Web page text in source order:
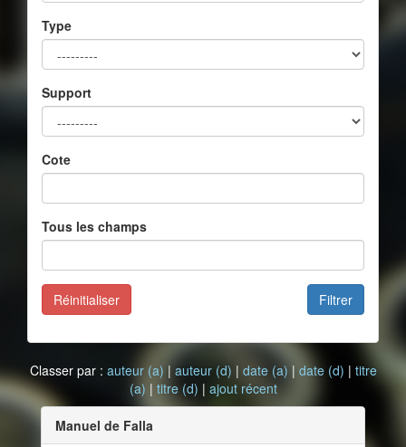
Type
Support
Cote
Tous les champs
Filtrer
Réinitialiser
Classer par : auteur (a) | auteur (d) | date (a) | date (d) | titre
(a) | titre (d) | ajout récent
Manuel de Falla